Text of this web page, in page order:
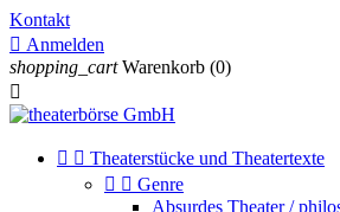
Kontakt
 Anmelden
shopping_cart Warenkorb (0)

  Theaterstücke und Theatertexte
  Genre
Absurdes Theater /